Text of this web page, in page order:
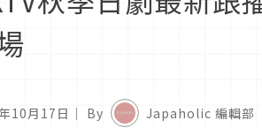
10月17日 ｜ By Japaholic 編輯部